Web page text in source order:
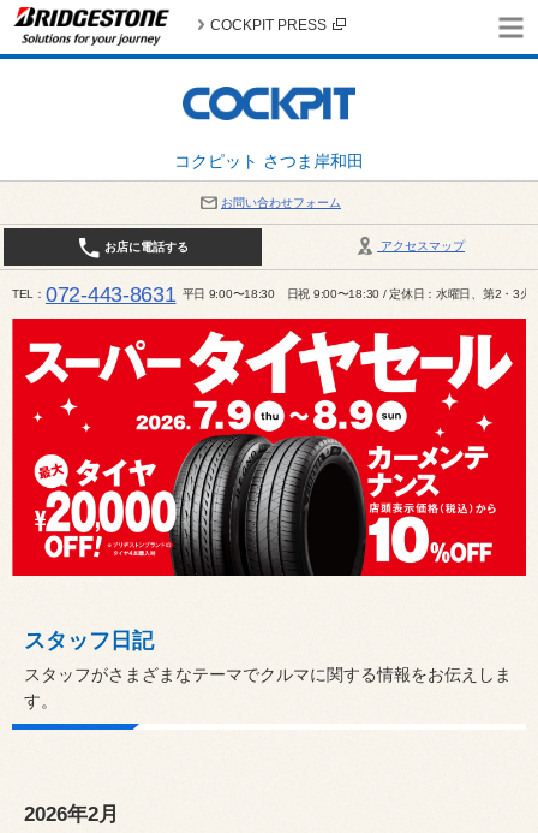
コクピット さつま岸和田
COCKPIT PRESS
お問い合わせフォーム
アクセスマップ
お店に電話する
TEL 072-443-8631 平日 9:00〜18:30 日祝 9:00〜18:30 / 定休日：水曜日、第2・3火
スタッフ日記
スタッフがさまざまなテーマでクルマに関する情報をお伝えしま
す。
2026年2月